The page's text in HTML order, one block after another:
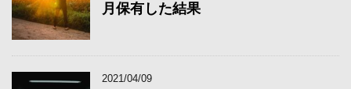
月保有した結果
2021/04/09